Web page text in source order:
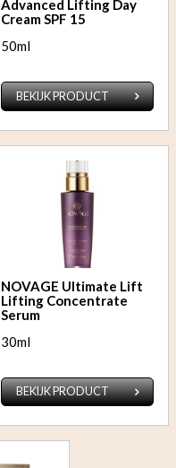
Advanced Lifting Day
Cream SPF 15
50ml
BEKIJK PRODUCT
NOVAGE Ultimate Lift
Lifting Concentrate
Serum
30ml
BEKIJK PRODUCT